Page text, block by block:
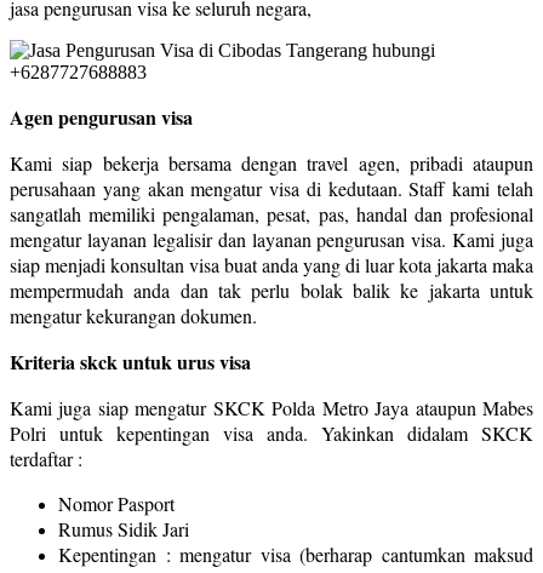
jasa pengurusan visa ke seluruh negara,
Agen pengurusan visa
Kami siap bekerja bersama dengan travel agen, pribadi ataupun
perusahaan yang akan mengatur visa di kedutaan. Staff kami telah
sangatlah memiliki pengalaman, pesat, pas, handal dan profesional
mengatur layanan legalisir dan layanan pengurusan visa. Kami juga
siap menjadi konsultan visa buat anda yang di luar kota jakarta maka
mempermudah anda dan tak perlu bolak balik ke jakarta untuk
mengatur kekurangan dokumen.
Kriteria skck untuk urus visa
Kami juga siap mengatur SKCK Polda Metro Jaya ataupun Mabes
Polri untuk kepentingan visa anda. Yakinkan didalam SKCK
terdaftar :
Nomor Pasport
Rumus Sidik Jari
Kepentingan : mengatur visa (berharap cantumkan maksud